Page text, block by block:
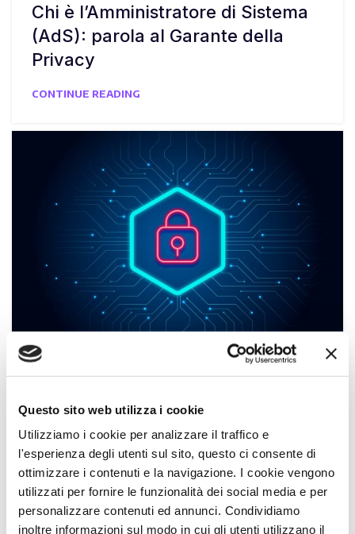
Questo sito web utilizza i cookie
Utilizziamo i cookie per analizzare il traffico e
l'esperienza degli utenti sul sito, questo ci consente di
ottimizzare i contenuti e la navigazione. I cookie vengono
utilizzati per fornire le funzionalità dei social media e per
personalizzare contenuti ed annunci. Condividiamo
inoltre informazioni sul modo in cui gli utenti utilizzano il
Chi è l’Amministratore di Sistema
(AdS): parola al Garante della
Privacy
CONTINUE READING
Compliance,Log Management,Vulnerability Management
Direttiva europea che punta alla
cyber security
CONTINUE READING